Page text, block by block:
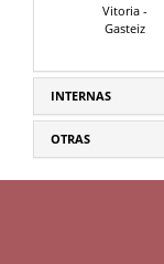
Vitoria -
Gasteiz
INTERNAS
OTRAS